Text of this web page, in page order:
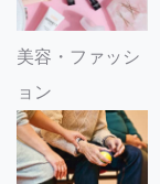
美容・ファッシ
ョン